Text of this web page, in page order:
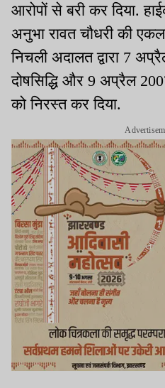
आरोपों से बरी कर दिया.
अनुभा रावत चौधरी की
निचली अदालत द्वारा 7
दोषसिद्धि और 9 अप्रैल
को निरस्त कर दिया.